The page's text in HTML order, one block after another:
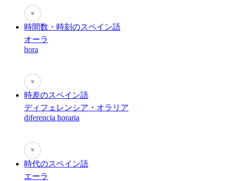
♥
時間数・時刻のスペイン語
オーラ
hora
♥
時差のスペイン語
ディフェレンシア・オラリア
diferencia horaria
♥
時代のスペイン語
エーラ